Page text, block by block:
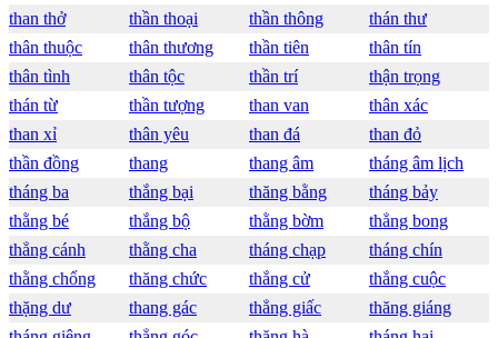
than thở
thần thoại thần thông
thán thư
thân thuộc
thân thương thần tiên
thân tín
thân tình
thân tộc thần trí
thận trọng
thán từ
thần tượng than van
thân xác
than xỉ
thân yêu than đá
than đỏ
thần đồng
thang thang âm
tháng âm lịch
tháng ba
thắng bại thăng bằng
tháng bảy
thằng bé
thắng bộ thằng bờm
thẳng bong
thẳng cánh
thằng cha tháng chạp
tháng chín
thằng chổng
thăng chức thắng cử
thắng cuộc
thặng dư
thang gác thẳng giấc
thăng giáng